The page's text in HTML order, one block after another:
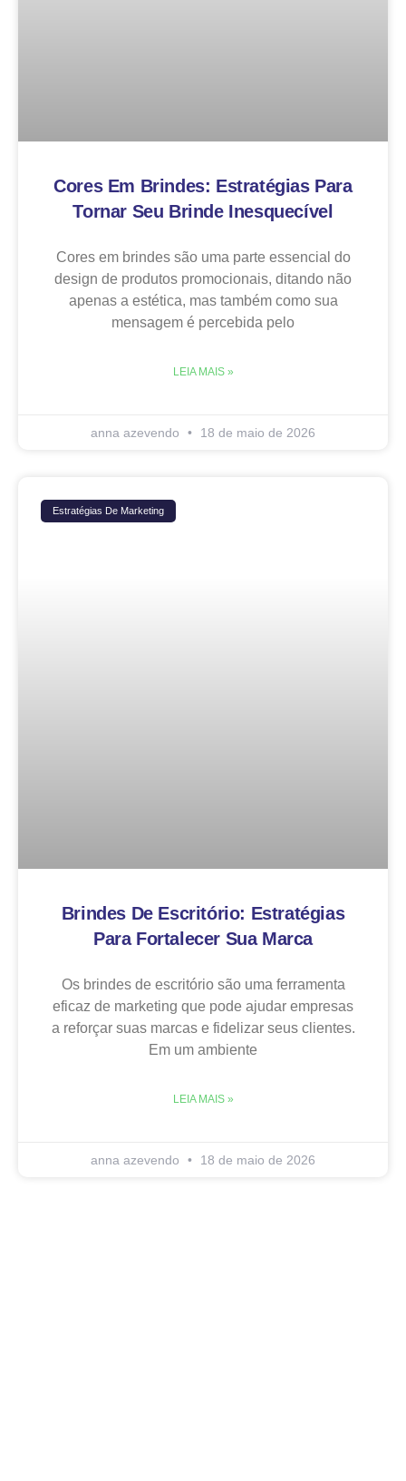
Cores Em Brindes: Estratégias Para
Tornar Seu Brinde Inesquecível
Cores em brindes são uma parte essencial do
design de produtos promocionais, ditando não
apenas a estética, mas também como sua
mensagem é percebida pelo
LEIA MAIS »
anna azevendo 18 de maio de 2026
Estratégias De Marketing
Brindes De Escritório: Estratégias
Para Fortalecer Sua Marca
Os brindes de escritório são uma ferramenta
eficaz de marketing que pode ajudar empresas
a reforçar suas marcas e fidelizar seus clientes.
Em um ambiente
LEIA MAIS »
anna azevendo 18 de maio de 2026